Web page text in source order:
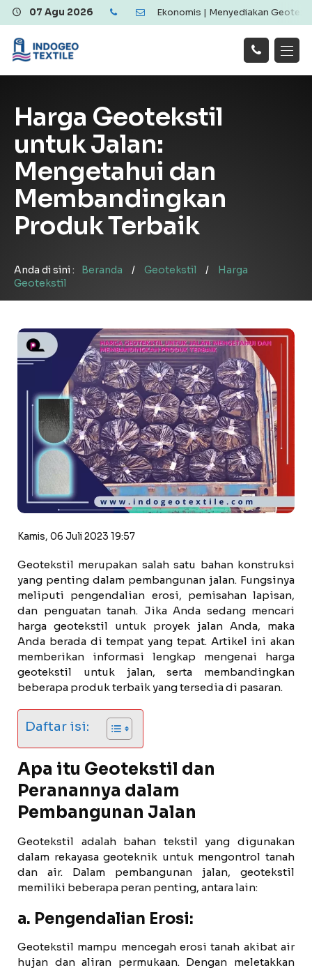
07 Agu 2026
Berkualitas dan Ekonomis | Menyediakan Geotextile
Tentang Kami
Galeri
Layanan
Hubungi
Harga Geotekstil
untuk Jalan:
Mengetahui dan
Membandingkan
Produk Terbaik
Anda di sini : Beranda / Geotekstil /
Harga
Geotekstil
Kamis, 06 Juli 2023 19:57
Geotekstil merupakan salah satu bahan konstruksi
yang penting dalam pembangunan jalan. Fungsinya
meliputi pengendalian erosi, pemisahan lapisan,
dan penguatan tanah. Jika Anda sedang mencari
harga geotekstil untuk proyek jalan Anda, maka
Anda berada di tempat yang tepat. Artikel ini akan
memberikan informasi lengkap mengenai harga
geotekstil untuk jalan, serta membandingkan
beberapa produk terbaik yang tersedia di pasaran.
Daftar isi:
Apa itu Geotekstil dan
Peranannya dalam
Pembangunan Jalan
Geotekstil adalah bahan tekstil yang digunakan
dalam rekayasa geoteknik untuk mengontrol tanah
dan air. Dalam pembangunan jalan, geotekstil
memiliki beberapa peran penting, antara lain:
a. Pengendalian Erosi:
Geotekstil mampu mencegah erosi tanah akibat air
hujan dan aliran permukaan. Dengan meletakkan